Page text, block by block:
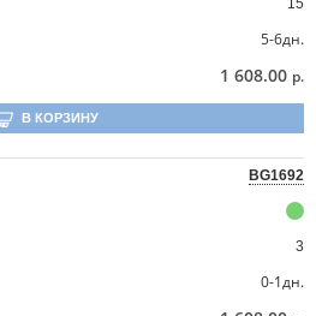
15
5-6дн.
1 608.00 р.
В КОРЗИНУ
BG1692
3
0-1дн.